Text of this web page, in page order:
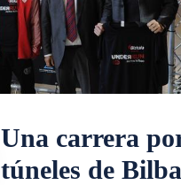
Una carrera
túneles de